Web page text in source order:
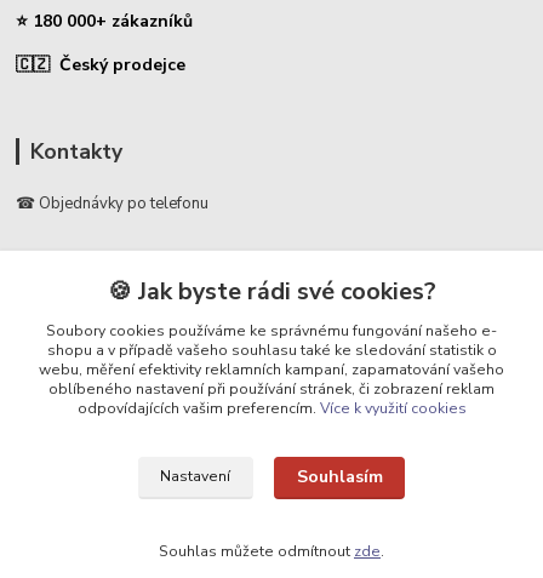
⭐ 180 000+ zákazníků
🇨🇿 Český prodejce
Kontakty
☎ Objednávky po telefonu
📞 728 007 997
⏰ Po - Pá | 7:00 - 13:30 |
info@repulse.cz
Upravit sběr cookies.
REPULSE s.r.o. | www.repulse.cz | 2015-2026 © Hradec Králové
🍪 Jak byste rádi své cookies?
Soubory cookies používáme ke správnému fungování našeho e-
shopu a v případě vašeho souhlasu také ke sledování statistik o
webu, měření efektivity reklamních kampaní, zapamatování vašeho
oblíbeného nastavení při používání stránek, či zobrazení reklam
odpovídajících vašim preferencím. Více k využití cookies
Nastavení Souhlasím
Souhlas můžete odmítnout zde.